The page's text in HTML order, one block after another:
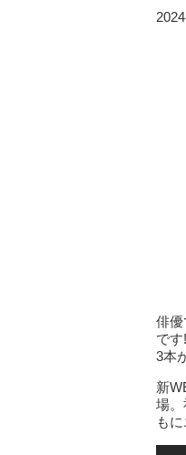
俳
で
3本
新
場。
も